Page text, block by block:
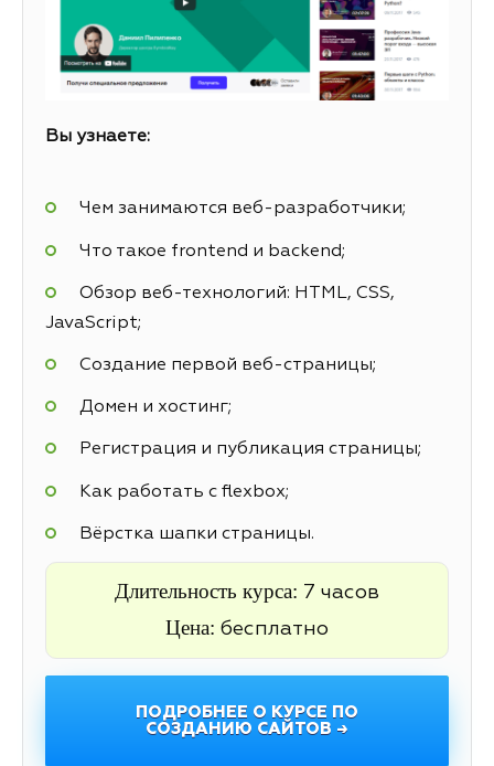
Вы узнаете:
Чем занимаются веб-разработчики;
Что такое frontend и backend;
Обзор веб-технологий: HTML, CSS,
JavaScript;
Создание первой веб-страницы;
Домен и хостинг;
Регистрация и публикация страницы;
Как работать с flexbox;
Вёрстка шапки страницы.
Длительность курса: 7 часов
Цена: бесплатно
ПОДРОБНЕЕ О КУРСЕ ПО
СОЗДАНИЮ САЙТОВ →